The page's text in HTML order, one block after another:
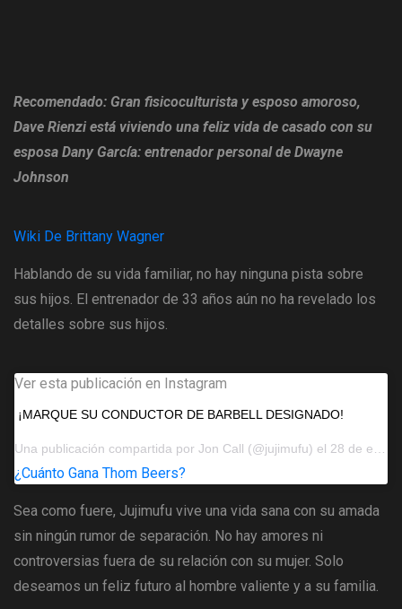
Recomendado: Gran fisicoculturista y esposo amoroso,
Dave Rienzi está viviendo una feliz vida de casado con su
esposa Dany García: entrenador personal de Dwayne
Johnson
Wiki De Brittany Wagner
Hablando de su vida familiar, no hay ninguna pista sobre
sus hijos. El entrenador de 33 años aún no ha revelado los
detalles sobre sus hijos.
Ver esta publicación en Instagram
¡MARQUE SU CONDUCTOR DE BARBELL DESIGNADO!
Una publicación compartida por Jon Call (@jujimufu) el 28 de enero de 2019 a las 10:06 a.m.PST
¿Cuánto Gana Thom Beers?
Sea como fuere, Jujimufu vive una vida sana con su amada
sin ningún rumor de separación. No hay amores ni
controversias fuera de su relación con su mujer. Solo
deseamos un feliz futuro al hombre valiente y a su familia.